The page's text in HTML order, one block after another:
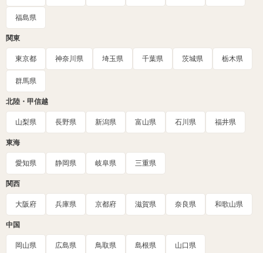
福島県
関東
東京都 神奈川県 埼玉県 千葉県 茨城県 栃木県
群馬県
北陸・甲信越
山梨県 長野県 新潟県 富山県 石川県 福井県
東海
愛知県 静岡県 岐阜県 三重県
関西
大阪府 兵庫県 京都府 滋賀県 奈良県 和歌山県
中国
岡山県 広島県 鳥取県 島根県 山口県